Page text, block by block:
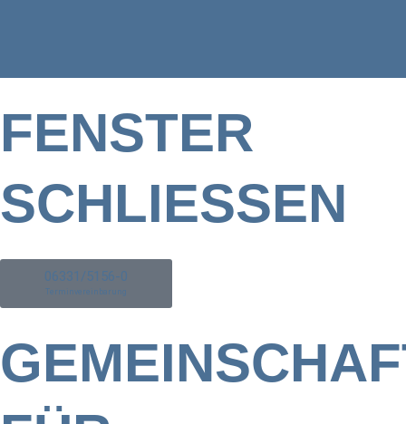
FENSTER
SCHLIESSEN
06331/5156-0
Terminvereinbarung